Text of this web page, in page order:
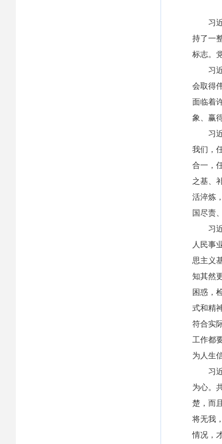
习近
持了一
标志。
习近
会取得
面临着
象、赢
习近
我们，
合一，
之基、
活淬炼
国尽责
习近
人民事
思主义
知其然
困惑，
式和精
符合实
工作都
为人生
习近
为心。
楚，而
将无我
情况，